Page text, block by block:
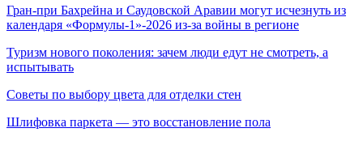
Гран-при Бахрейна и Саудовской Аравии могут исчезнуть из
календаря «Формулы-1»-2026 из-за войны в регионе
Туризм нового поколения: зачем люди едут не смотреть, а
испытывать
Советы по выбору цвета для отделки стен
Шлифовка паркета — это восстановление пола